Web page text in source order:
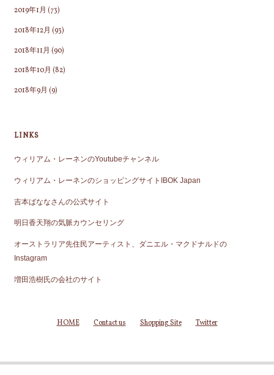
2019年1月 (73)
2018年12月 (93)
2018年11月 (90)
2018年10月 (82)
2018年9月 (9)
LINKS
ウィリアム・レーネンのYoutubeチャンネル
ウィリアム・レーネンのショッピングサイトIBOK Japan
吉本ばななさんの公式サイト
明日香天翔の気脈カウンセリング
オーストラリア先住民アーティスト、ダニエル・マクドナルドの
Instagram
増田浩樹氏の会社のサイト
HOME Contact us Shopping Site Twitter